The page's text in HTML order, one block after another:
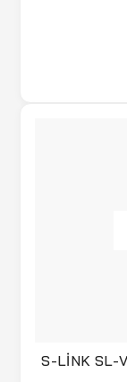
S-LİNK SL-